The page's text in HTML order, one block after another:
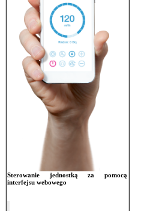
Sterowanie jednostką za pomocą
interfejsu webowego